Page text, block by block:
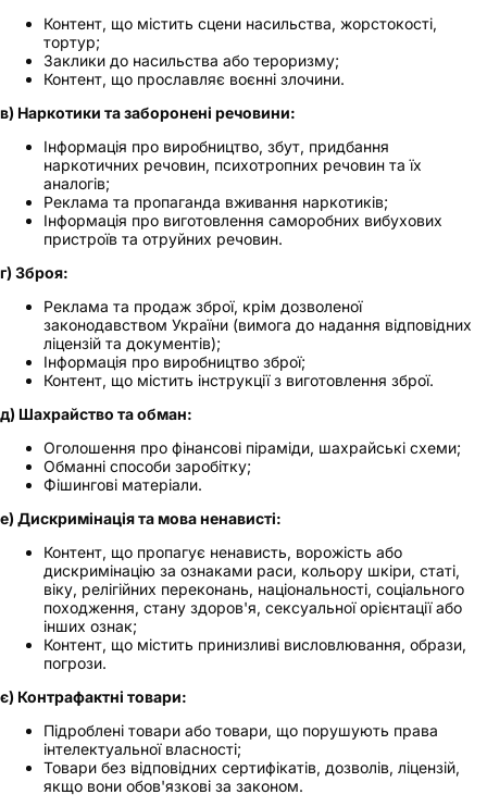
Контент, що містить сцени насильства, жорстокості,
тортур;
Заклики до насильства або тероризму;
Контент, що прославляє воєнні злочини.
в) Наркотики та заборонені речовини:
Інформація про виробництво, збут, придбання
наркотичних речовин, психотропних речовин та їх
аналогів;
Реклама та пропаганда вживання наркотиків;
Інформація про виготовлення саморобних вибухових
пристроїв та отруйних речовин.
г) Зброя:
Реклама та продаж зброї, крім дозволеної
законодавством України (вимога до надання відповідних
ліцензій та документів);
Інформація про виробництво зброї;
Контент, що містить інструкції з виготовлення зброї.
д) Шахрайство та обман:
Оголошення про фінансові піраміди, шахрайські схеми;
Обманні способи заробітку;
Фішингові матеріали.
е) Дискримінація та мова ненависті:
Контент, що пропагує ненависть, ворожість або
дискримінацію за ознаками раси, кольору шкіри, статі,
віку, релігійних переконань, національності, соціального
походження, стану здоров'я, сексуальної орієнтації або
інших ознак;
Контент, що містить принизливі висловлювання, образи,
погрози.
є) Контрафактні товари:
Підроблені товари або товари, що порушують права
інтелектуальної власності;
Товари без відповідних сертифікатів, дозволів, ліцензій,
якщо вони обов'язкові за законом.